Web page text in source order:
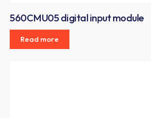
560CMU05 digital input module
Read more